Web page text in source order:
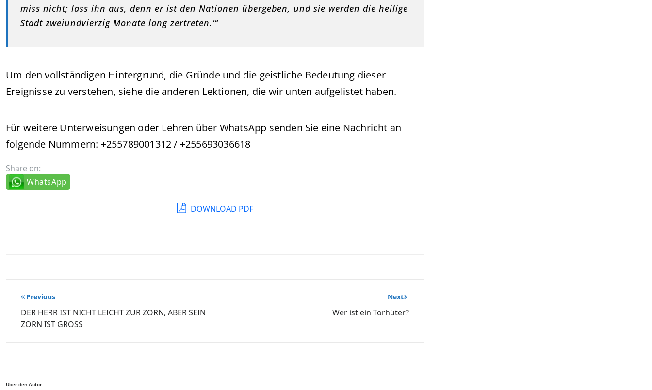
miss nicht; lass ihn aus, denn er ist den Nationen übergeben, und sie werden die heilige
Stadt zweiundvierzig Monate lang zertreten.‘“
Um den vollständigen Hintergrund, die Gründe und die geistliche Bedeutung dieser
Ereignisse zu verstehen, siehe die anderen Lektionen, die wir unten aufgelistet haben.
Für weitere Unterweisungen oder Lehren über WhatsApp senden Sie eine Nachricht an
folgende Nummern: +255789001312 / +255693036618
Share on:
WhatsApp
DOWNLOAD PDF
Beitragsnavigation
Previous
DER HERR IST NICHT LEICHT ZUR ZORN, ABER SEIN
ZORN IST GROSS
Next
Wer ist ein Torhüter?
Über den Autor